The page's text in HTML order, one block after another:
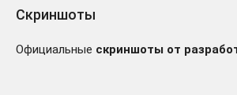
Скриншоты
Официальные скриншоты от